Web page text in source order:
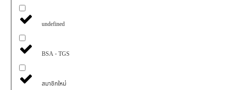
undefined
BSA - TGS
สมาชิกใหม่